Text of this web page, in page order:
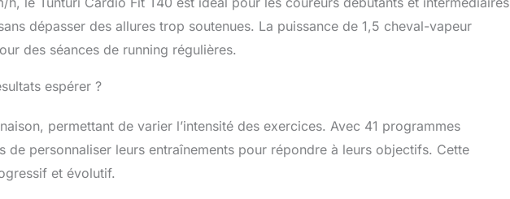
dépasser des allures trop soutenues. La puissance de 1,5 cheval-vapeur
des séances de running régulières.
espérer ?
permettant de varier l’intensité des exercices. Avec 41 programmes
de personnaliser leurs entraînements pour répondre à leurs objectifs. Cette
et évolutif.